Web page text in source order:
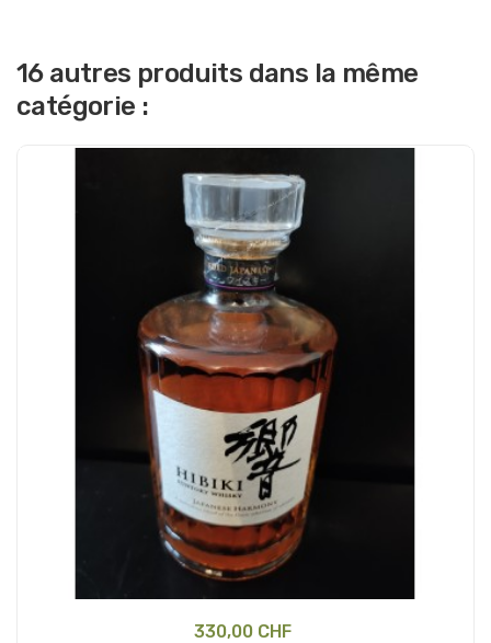
16 autres produits dans la même
catégorie :
330,00 CHF